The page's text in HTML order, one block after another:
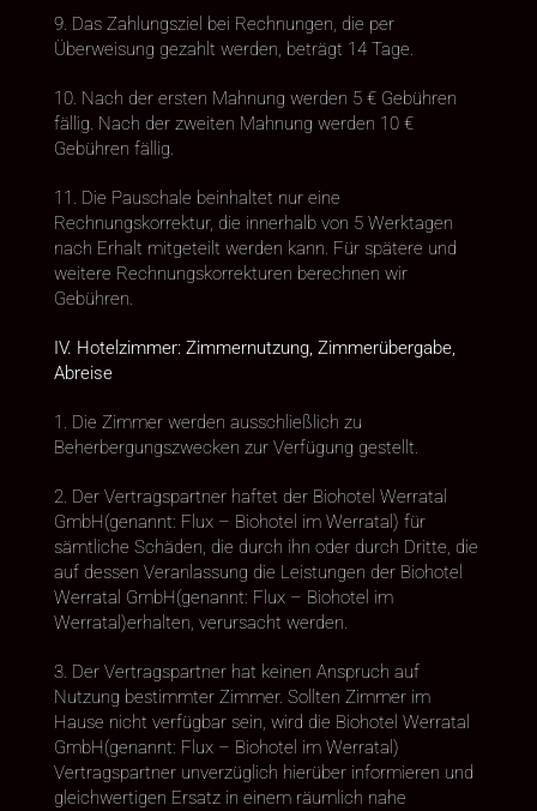
9. Das Zahlungsziel bei Rechnungen, die per
Überweisung gezahlt werden, beträgt 14 Tage.
10. Nach der ersten Mahnung werden 5 € Gebühren
fällig. Nach der zweiten Mahnung werden 10 €
Gebühren fällig.
11. Die Pauschale beinhaltet nur eine
Rechnungskorrektur, die innerhalb von 5 Werktagen
nach Erhalt mitgeteilt werden kann. Für spätere und
weitere Rechnungskorrekturen berechnen wir
Gebühren.
IV. Hotelzimmer: Zimmernutzung, Zimmerübergabe,
Abreise
1. Die Zimmer werden ausschließlich zu
Beherbergungszwecken zur Verfügung gestellt.
2. Der Vertragspartner haftet der Biohotel Werratal
GmbH(genannt: Flux – Biohotel im Werratal) für
sämtliche Schäden, die durch ihn oder durch Dritte, die
auf dessen Veranlassung die Leistungen der Biohotel
Werratal GmbH(genannt: Flux – Biohotel im
Werratal)erhalten, verursacht werden.
3. Der Vertragspartner hat keinen Anspruch auf
Nutzung bestimmter Zimmer. Sollten Zimmer im
Hause nicht verfügbar sein, wird die Biohotel Werratal
GmbH(genannt: Flux – Biohotel im Werratal)
Vertragspartner unverzüglich hierüber informieren und
gleichwertigen Ersatz in einem räumlich nahe